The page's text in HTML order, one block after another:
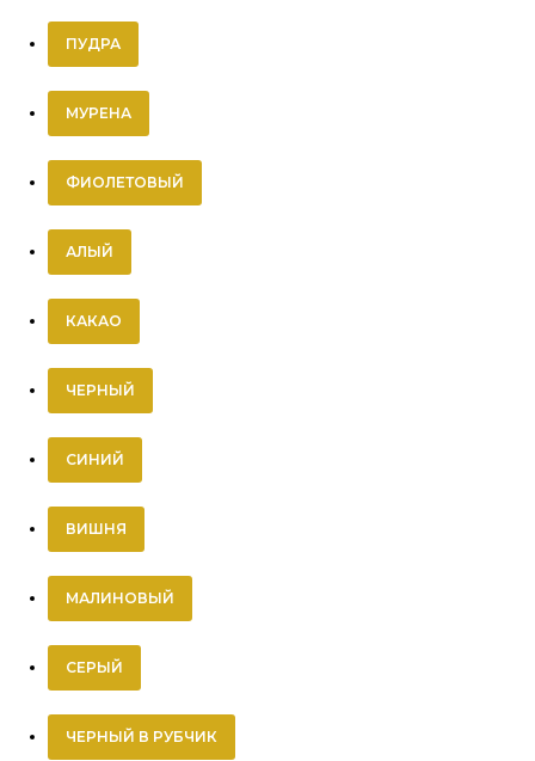
ПУДРА
МУРЕНА
ФИОЛЕТОВЫЙ
АЛЫЙ
КАКАО
ЧЕРНЫЙ
СИНИЙ
ВИШНЯ
МАЛИНОВЫЙ
СЕРЫЙ
ЧЕРНЫЙ В РУБЧИК